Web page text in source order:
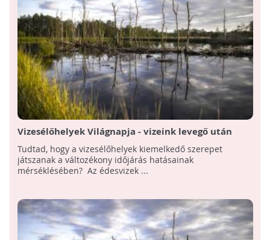
Vizesélőhelyek Világnapja - vizeink levegő után
kapkodnak!
Tudtad, hogy a vizesélőhelyek kiemelkedő szerepet
játszanak a változékony időjárás hatásainak
mérséklésében? Az édesvizek ...